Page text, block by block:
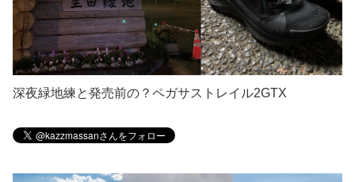
深夜緑地練と発売前の？ペガサストレイル2GTX